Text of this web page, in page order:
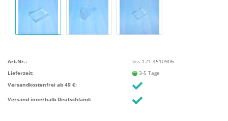
Art.Nr.:
bss-121-4510906
Lieferzeit:
3-5 Tage
Versandkostenfrei ab 49 €:
Versand innerhalb Deutschland: